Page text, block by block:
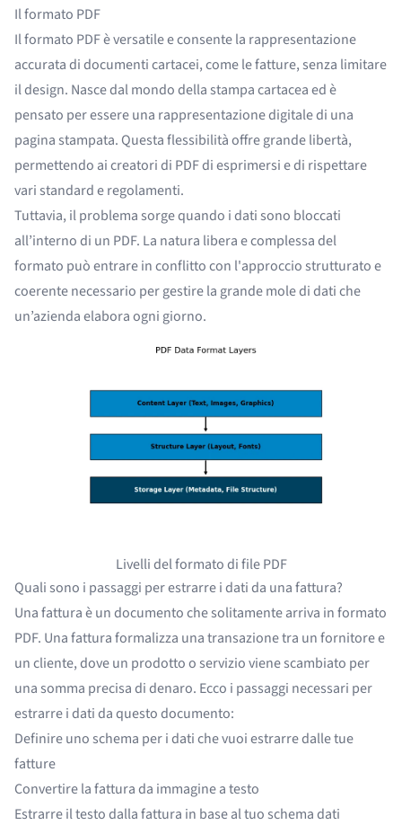
Il formato PDF
Il formato PDF è versatile e consente la rappresentazione
accurata di documenti cartacei, come le fatture, senza limitare
il design. Nasce dal mondo della stampa cartacea ed è
pensato per essere una rappresentazione digitale di una
pagina stampata. Questa flessibilità offre grande libertà,
permettendo ai creatori di PDF di esprimersi e di rispettare
vari standard e regolamenti.
Tuttavia, il problema sorge quando i dati sono bloccati
all’interno di un PDF. La natura libera e complessa del
formato può entrare in conflitto con l'approccio strutturato e
coerente necessario per gestire la grande mole di dati che
un’azienda elabora ogni giorno.
Livelli del formato di file PDF
Quali sono i passaggi per estrarre i dati da una fattura?
Una fattura è un documento che solitamente arriva in formato
PDF. Una fattura formalizza una transazione tra un fornitore e
un cliente, dove un prodotto o servizio viene scambiato per
una somma precisa di denaro. Ecco i passaggi necessari per
estrarre i dati da questo documento:
Definire uno schema per i dati che vuoi estrarre dalle tue
fatture
Convertire la fattura da immagine a testo
Estrarre il testo dalla fattura in base al tuo schema dati